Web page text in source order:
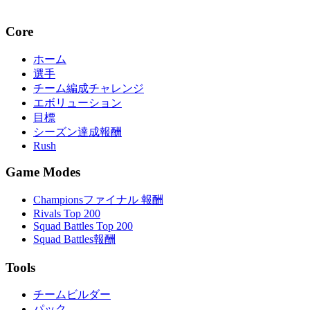
Core
ホーム
選手
チーム編成チャレンジ
エボリューション
目標
シーズン達成報酬
Rush
Game Modes
Championsファイナル 報酬
Rivals Top 200
Squad Battles Top 200
Squad Battles報酬
Tools
チームビルダー